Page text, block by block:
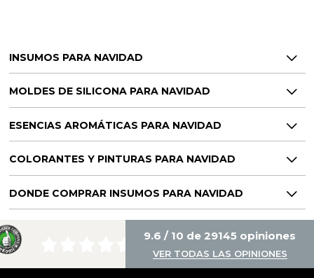
INSUMOS PARA NAVIDAD
MOLDES DE SILICONA PARA NAVIDAD
ESENCIAS AROMÁTICAS PARA NAVIDAD
COLORANTES Y PINTURAS PARA NAVIDAD
DONDE COMPRAR INSUMOS PARA NAVIDAD
9.6 / 10 de 29145 opiniones
VER TODAS LAS OPINIONES